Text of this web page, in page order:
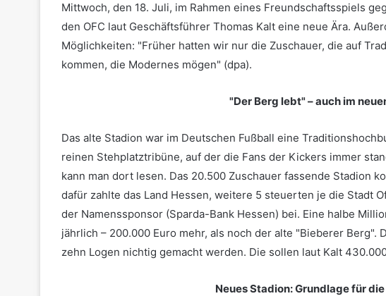
Mittwoch, den 18. Juli, im Rahmen eines Freundschaftsspiels
den OFC laut Geschäftsführer Thomas Kalt eine neue Ära.
Möglichkeiten: "Früher hatten wir nur die Zuschauer, die auf
kommen, die Modernes mögen" (dpa).
"Der Berg lebt" – auch im
Das alte Stadion war im Deutschen Fußball eine
reinen Stehplatztribüne, auf der die Fans der Kickers immer
kann man dort lesen. Das 20.500 Zuschauer fassende Stadion
dafür zahlte das Land Hessen, weitere 5 steuerten je die Stadt
der Namenssponsor (Sparda-Bank Hessen) bei. Eine halbe
jährlich – 200.000 Euro mehr, als noch der alte "Bieberer
zehn Logen nichtig gemacht werden. Die sollen laut Kalt
Neues Stadion: Grundlage für